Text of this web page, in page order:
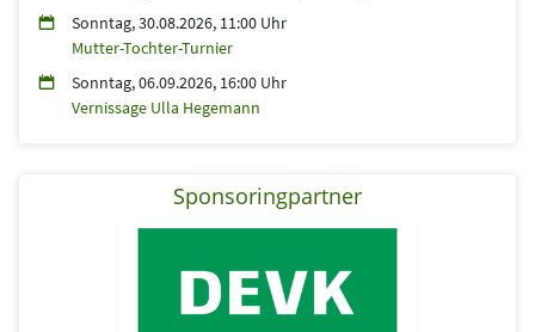
Sonntag, 30.08.2026, 11:00 Uhr
Mutter-Tochter-Turnier
Sonntag, 06.09.2026, 16:00 Uhr
Vernissage Ulla Hegemann
Sponsoringpartner